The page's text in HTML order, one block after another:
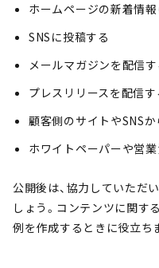
ホームページの新着情
SNSに投稿する
メールマガジンを配信す
プレスリリースを配信す
顧客側のサイトやSNS
ホワイトペーパーや営
公開後は、協力していただ
しょう。コンテンツに関す
例を作成するときに役立ち